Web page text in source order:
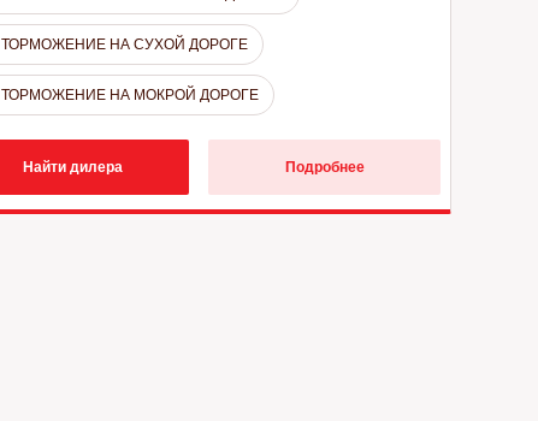
ТОРМОЖЕНИЕ НА СУХОЙ ДОРОГЕ
ТОРМОЖЕНИЕ НА МОКРОЙ ДОРОГЕ
Найти дилера Подробнее